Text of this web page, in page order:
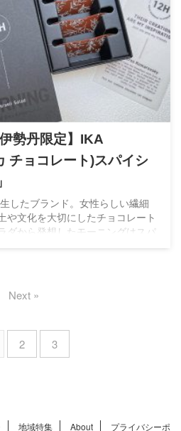
勢丹限定】IKA
チョコレート)スパイシ
したブランド。女性らしい繊細
や文化を大切にしたチョコレート
ダから発想したモーニングはスパ
2 3
Next »
地域特集 About プライバシーポ